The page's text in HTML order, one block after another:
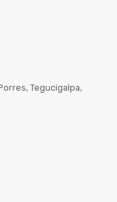
Tegucigalpa,